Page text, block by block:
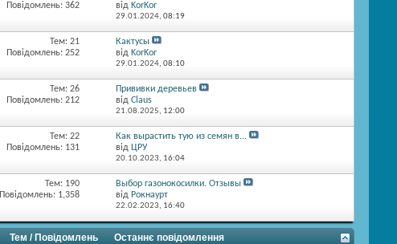
Повідомлень: 362
від KorKor
29.01.2024, 08:19
Тем: 21
Повідомлень: 252
Кактусы
від KorKor
29.01.2024, 08:10
Тем: 26
Повідомлень: 212
Прививки деревьев
від Claus
21.08.2025, 12:00
Тем: 22
Повідомлень: 131
Как вырастить тую из семян в...
від ЦРУ
20.10.2023, 16:04
Тем: 190
Повідомлень: 1,358
Выбор газонокосилки. Отзывы
від Рокнаурт
22.02.2023, 16:40
Тем / Повідомлень
Останнє повідомлення